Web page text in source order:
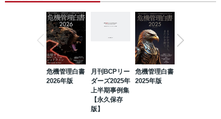
危機管理白書
2026年版
月刊BCPリー
ダーズ2025年
上半期事例集
【永久保存
版】
危機管理白書
2025年版